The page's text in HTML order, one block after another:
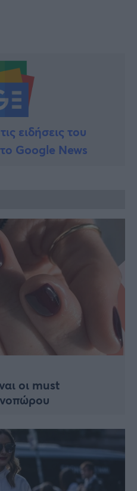
ειδήσεις του
Google News
οι must